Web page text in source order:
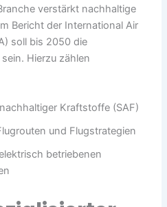
verstärkt nachhaltige
Bericht der International Air
soll bis 2050 die
Hierzu zählen
Kraftstoffe (SAF)
und Flugstrategien
betriebenen